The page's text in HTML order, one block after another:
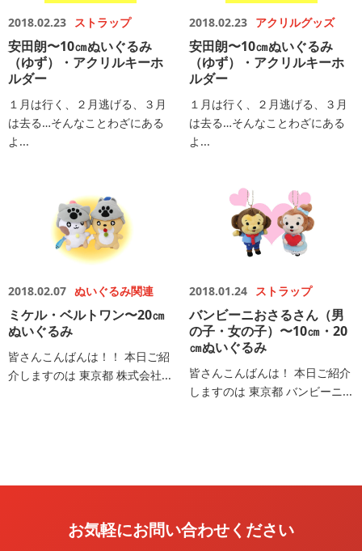
2018.02.23 ストラップ
安田朗〜10㎝ぬいぐるみ
（ゆず）・アクリルキーホ
ルダー
１月は行く、２月逃げる、３月
は去る…そんなことわざにある
よ...
2018.02.23 アクリルグッズ
安田朗〜10㎝ぬいぐるみ
（ゆず）・アクリルキーホ
ルダー
１月は行く、２月逃げる、３月
は去る…そんなことわざにある
よ...
2018.02.07 ぬいぐるみ関連
ミケル・ベルトワン〜20㎝
ぬいぐるみ
皆さんこんばんは！！ 本日ご紹
介しますのは 東京都 株式会社...
2018.01.24 ストラップ
バンビーニおさるさん（男
の子・女の子）〜10㎝・20
㎝ぬいぐるみ
皆さんこんばんは！ 本日ご紹介
しますのは 東京都 バンビーニ...
お気軽にお問い合わせください